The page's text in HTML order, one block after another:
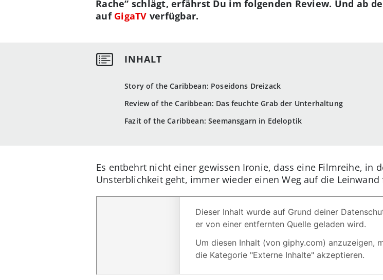
Story of the Caribbean: Poseidons Dreizack
Review of the Caribbean: Das feuchte Grab der Unterhaltung
Fazit of the Caribbean: Seemansgarn in Edeloptik
Rache“ schlägt, erfährst Du im folgenden Review. Und ab
auf GigaTV verfügbar.
Es entbehrt nicht einer gewissen Ironie, dass eine Filmreihe, in
Unsterblichkeit geht, immer wieder einen Weg auf die Leinwand